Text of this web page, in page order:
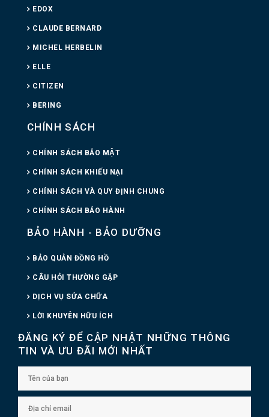
EDOX
CLAUDE BERNARD
MICHEL HERBELIN
ELLE
CITIZEN
BERING
CHÍNH SÁCH
CHÍNH SÁCH BẢO MẬT
CHÍNH SÁCH KHIẾU NẠI
CHÍNH SÁCH VÀ QUY ĐỊNH CHUNG
CHÍNH SÁCH BẢO HÀNH
BẢO HÀNH - BẢO DƯỠNG
BẢO QUẢN ĐỒNG HỒ
CÂU HỎI THƯỜNG GẶP
DỊCH VỤ SỬA CHỮA
LỜI KHUYÊN HỮU ÍCH
ĐĂNG KÝ ĐỂ CẬP NHẬT NHỮNG THÔNG
TIN VÀ ƯU ĐÃI MỚI NHẤT